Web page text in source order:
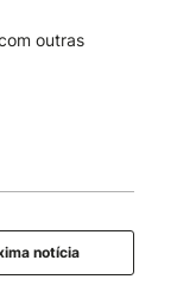
outras
notícia